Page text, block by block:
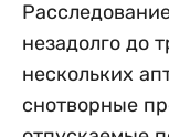
незадолго до
нескольких
снотворные